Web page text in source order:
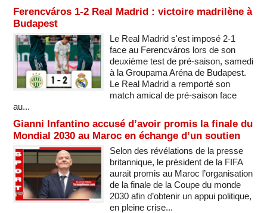
Ferencváros 1-2 Real Madrid : victoire madrilène à
Budapest
Le Real Madrid s'est imposé 2-1
face au Ferencváros lors de son
deuxième test de pré-saison, samedi
à la Groupama Aréna de Budapest.
Le Real Madrid a remporté son
match amical de pré-saison face
au...
Gianni Infantino accusé d’avoir promis la finale du
Mondial 2030 au Maroc en échange d’un soutien
Selon des révélations de la presse
britannique, le président de la FIFA
aurait promis au Maroc l’organisation
de la finale de la Coupe du monde
2030 afin d’obtenir un appui politique,
en pleine crise...